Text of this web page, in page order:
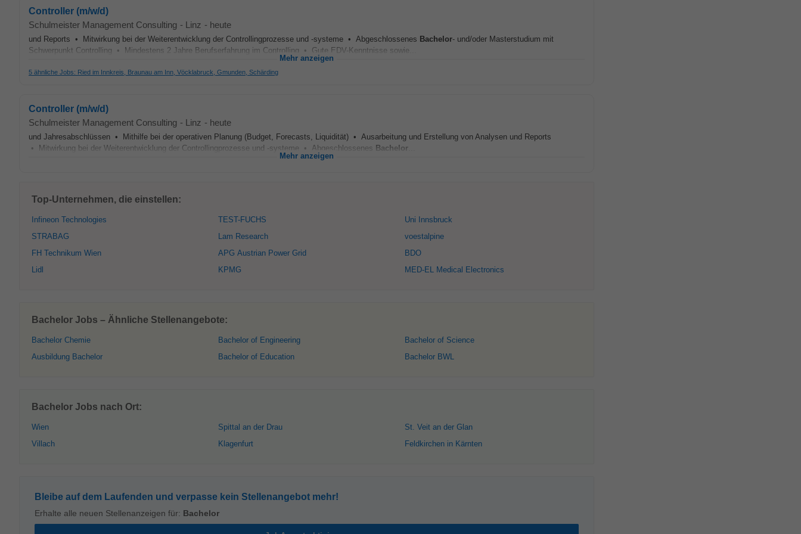
Controller (m/w/d)
Schulmeister Management Consulting - Linz - heute
und Reports • Mitwirkung bei der Weiterentwicklung der Controllingprozesse und -systeme • Abgeschlossenes Bachelor- und/oder Masterstudium mit
Schwerpunkt Controlling • Mindestens 2 Jahre Berufserfahrung im Controlling • Gute EDV-Kenntnisse sowie...
Mehr anzeigen
5 ähnliche Jobs: Ried im Innkreis, Braunau am Inn, Vöcklabruck, Gmunden, Schärding
Controller (m/w/d)
Schulmeister Management Consulting - Linz - heute
und Jahresabschlüssen • Mithilfe bei der operativen Planung (Budget, Forecasts, Liquidität) • Ausarbeitung und Erstellung von Analysen und Reports
• Mitwirkung bei der Weiterentwicklung der Controllingprozesse und -systeme • Abgeschlossenes Bachelor
Mehr anzeigen
Top-Unternehmen, die einstellen:
Infineon Technologies
STRABAG
FH Technikum Wien
Lidl
TEST-FUCHS
Lam Research
APG Austrian Power Grid
KPMG
Uni Innsbruck
voestalpine
BDO
MED-EL Medical Electronics
Bachelor Jobs – Ähnliche Stellenangebote:
Bachelor Chemie
Ausbildung Bachelor
Bachelor of Engineering
Bachelor of Education
Bachelor of Science
Bachelor BWL
Bachelor Jobs nach Ort:
Wien
Villach
Spittal an der Drau
Klagenfurt
St. Veit an der Glan
Feldkirchen in Kärnten
Bleibe auf dem Laufenden und verpasse kein Stellenangebot mehr!
Erhalte alle neuen Stellenanzeigen für: Bachelor